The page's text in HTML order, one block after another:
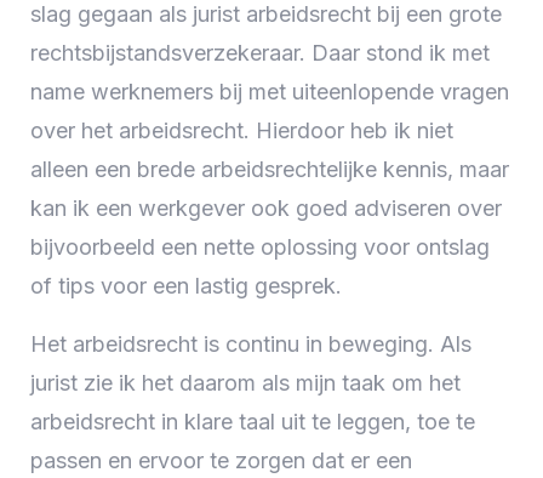
slag gegaan als jurist arbeidsrecht bij een grote
rechtsbijstandsverzekeraar. Daar stond ik met
name werknemers bij met uiteenlopende vragen
over het arbeidsrecht. Hierdoor heb ik niet
alleen een brede arbeidsrechtelijke kennis, maar
kan ik een werkgever ook goed adviseren over
bijvoorbeeld een nette oplossing voor ontslag
of tips voor een lastig gesprek.
Het arbeidsrecht is continu in beweging. Als
jurist zie ik het daarom als mijn taak om het
arbeidsrecht in klare taal uit te leggen, toe te
passen en ervoor te zorgen dat er een